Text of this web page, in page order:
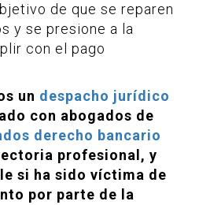
de que se reparen
y se presione a la
con el pago
un despacho jurídico
con abogados de
derecho bancario
profesional, y
si ha sido víctima de
por parte de la